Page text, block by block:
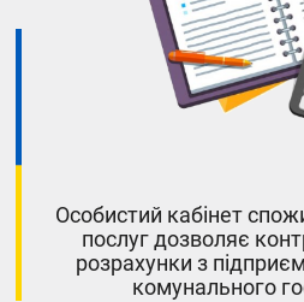
Особистий кабінет
послуг дозволяє
розрахунки з
комунального